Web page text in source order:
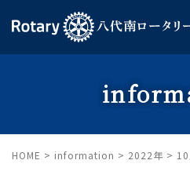
HOME > information > 2022年 >